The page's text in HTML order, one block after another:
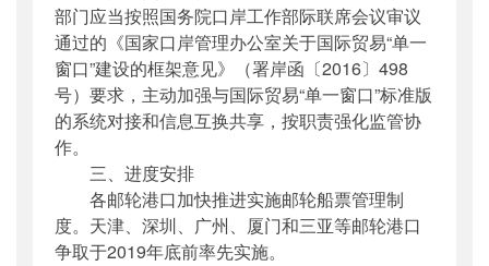
部门应当按照国务院口岸工作部际联席会议审议
通过的《国家口岸管理办公室关于国际贸易“单一
窗口”建设的框架意见》（署岸函〔2016〕498
号）要求，主动加强与国际贸易“单一窗口”标准版
的系统对接和信息互换共享，按职责强化监管协
作。
三、进度安排
各邮轮港口加快推进实施邮轮船票管理制
度。天津、深圳、广州、厦门和三亚等邮轮港口
争取于2019年底前率先实施。